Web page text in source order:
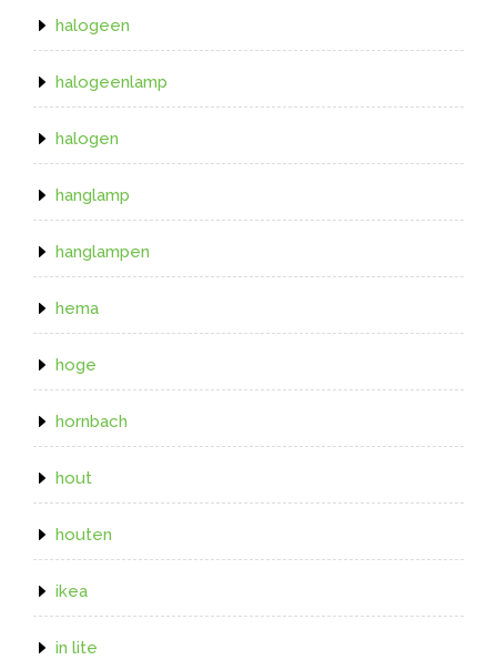
halogeen
halogeenlamp
halogen
hanglamp
hanglampen
hema
hoge
hornbach
hout
houten
ikea
in lite